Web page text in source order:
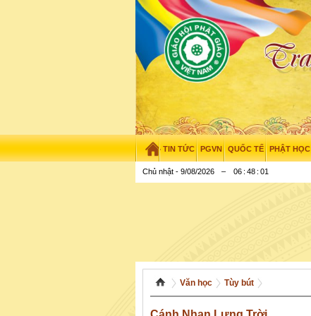
TIN TỨC PGVN QUỐC TẾ PHẬT HỌC
Chủ nhật - 9/08/2026 – 06 : 48 : 02
Văn học Tùy bút